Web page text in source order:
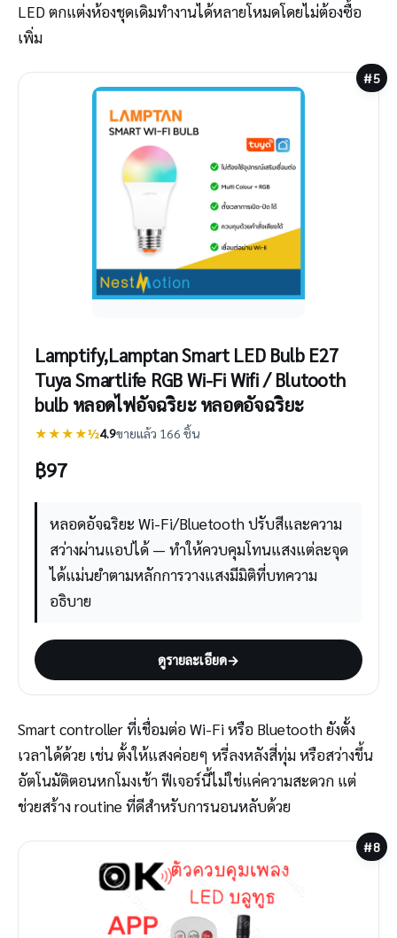
LED ตกแต่งห้องชุดเดิมทำงานได้หลายโหมดโดยไม่ต้องซื้อ
เพิ่ม
#5
Lamptify,Lamptan Smart LED Bulb E27
Tuya Smartlife RGB Wi-Fi Wifi / Blutooth
bulb หลอดไฟอัจฉริยะ หลอดอัจฉริยะ
★★★★½4.9ขายแล้ว 166 ชิ้น
฿97
หลอดอัจฉริยะ Wi-Fi/Bluetooth ปรับสีและความ
สว่างผ่านแอปได้ — ทำให้ควบคุมโทนแสงแต่ละจุด
ได้แม่นยำตามหลักการวางแสงมีมิติที่บทความ
อธิบาย
ดูรายละเอียด→
Smart controller ที่เชื่อมต่อ Wi-Fi หรือ Bluetooth ยังตั้ง
เวลาได้ด้วย เช่น ตั้งให้แสงค่อยๆ หรี่ลงหลังสี่ทุ่ม หรือสว่างขึ้น
อัตโนมัติตอนหกโมงเช้า ฟีเจอร์นี้ไม่ใช่แค่ความสะดวก แต่
ช่วยสร้าง routine ที่ดีสำหรับการนอนหลับด้วย
#8